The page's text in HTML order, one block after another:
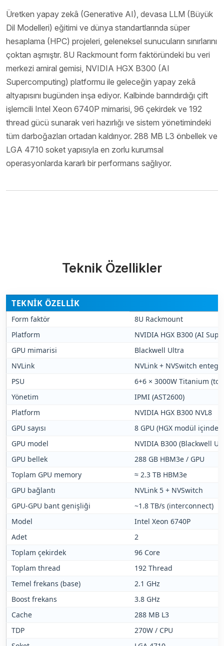
Üretken yapay zekâ (Generative AI), devasa LLM (Büyük
Dil Modelleri) eğitimi ve dünya standartlarında süper
hesaplama (HPC) projeleri, geleneksel sunucuların sınırlarını
çoktan aşmıştır. 8U Rackmount form faktöründeki bu veri
merkezi amiral gemisi, NVIDIA HGX B300 (AI
Supercomputing) platformu ile geleceğin yapay zekâ
altyapısını bugünden inşa ediyor. Kalbinde barındırdığı çift
işlemcili Intel Xeon 6740P mimarisi, 96 çekirdek ve 192
thread gücü sunarak veri hazırlığı ve sistem yönetimindeki
tüm darboğazları ortadan kaldırıyor. 288 MB L3 önbellek ve
LGA 4710 soket yapısıyla en zorlu kurumsal
operasyonlarda kararlı bir performans sağlıyor.
Teknik Özellikler
TEKNIK ÖZELLIK
Form faktör
8U Rackmount
Platform
NVIDIA HGX B300 (AI
GPU mimarisi
Blackwell Ultra
NVLink
NVLink + NVSwitch
PSU
6+6 × 3000W Titanium
Yönetim
IPMI (AST2600)
Platform
NVIDIA HGX B300 NVL8
GPU sayısı
8 GPU (HGX modül içinde)
GPU model
NVIDIA B300 (Blackwell
GPU bellek
288 GB HBM3e / GPU
Toplam GPU memory
≈ 2.3 TB HBM3e
GPU bağlantı
NVLink 5 + NVSwitch
GPU-GPU bant genişliği
~1.8 TB/s (interconnect)
Model
Intel Xeon 6740P
Adet
2
Toplam çekirdek
96 Core
Toplam thread
192 Thread
Temel frekans (base)
2.1 GHz
Boost frekans
3.8 GHz
Cache
288 MB L3
TDP
270W / CPU